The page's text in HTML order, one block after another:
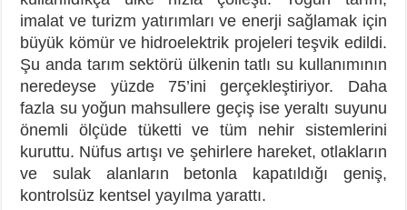
imalat ve turizm yatırımları ve enerji sağlamak için
büyük kömür ve hidroelektrik projeleri teşvik edildi.
Şu anda tarım sektörü ülkenin tatlı su kullanımının
neredeyse yüzde 75’ini gerçekleştiriyor. Daha
fazla su yoğun mahsullere geçiş ise yeraltı suyunu
önemli ölçüde tüketti ve tüm nehir sistemlerini
kuruttu. Nüfus artışı ve şehirlere hareket, otlakların
ve sulak alanların betonla kapatıldığı geniş,
kontrolsüz kentsel yayılma yarattı.